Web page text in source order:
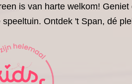
is van harte welkom!
speeltuin. Ontdek 't Span, dé